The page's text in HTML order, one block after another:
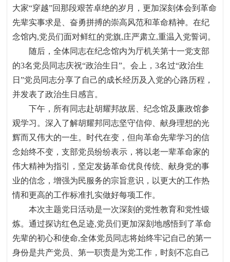
大家“穿越”回那段艰苦卓绝的岁月，更加深刻体会到革命
先辈实事求是、奋勇拼搏的崇高风范和革命精神。在纪
念馆内,党员们面对鲜红的党旗,庄严肃立,重温入党誓词。
随后，全体同志在纪念馆内为厅机关第十一党支部
的3名党员同志庆祝“政治生日”。会上，3名过“政治生
日”党员同志分享了自己的成长经历及入党的心路历程，
并发表了政治生日感言。
下午，所有同志赴胡耀邦故居、纪念馆及廉政馆参
观学习。深入了解胡耀邦同志坚守信仰、献身理想的光
辉而又伟大的一生。时代在变，但向革命先辈学习的信
念始终不变，支部党员纷纷表示，将以老一辈革命家的
伟大精神为指引，坚定发扬革命优良传统、献身党的事
业的信念，增强为民服务的宗旨意识，以更大的工作热
情和更高的工作标准扎实做好每项工作。
本次主题党日活动是一次深刻的党性教育和党性锻
炼。通过探访红色足迹,党员们更加深刻地感悟到了革命
先辈的初心和使命,全体党员同志将始终牢记自己的第一
身份是共产党员、第一职责是为党工作，时刻不忘自己